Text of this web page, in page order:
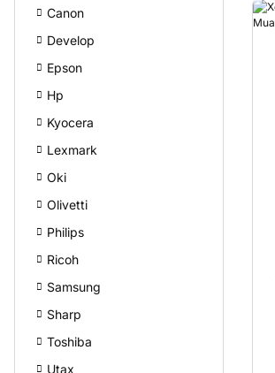
Canon
Develop
Epson
Hp
Kyocera
Lexmark
Oki
Olivetti
Philips
Ricoh
Samsung
Sharp
Toshiba
Utax